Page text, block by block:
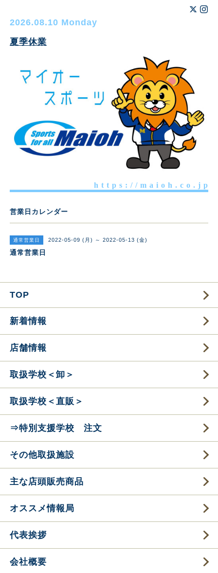
2026.08.10 Monday
夏季休業
h t t p s : / / m a i o h . c o . j p
営業日カレンダー
通常営業日 2022-05-09 (月) ～ 2022-05-13 (金)
通常営業日
TOP
新着情報
店舗情報
取扱学校＜卸＞
取扱学校＜直販＞
⇒特別支援学校 注文
その他取扱施設
主な店頭販売商品
オススメ情報局
代表挨拶
会社概要